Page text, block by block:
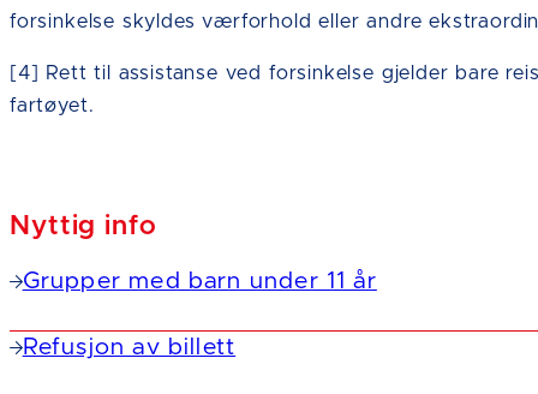
forsinkelse skyldes værforhold eller andre
[4] Rett til assistanse ved forsinkelse gjelder bare
fartøyet.
Nyttig info
Grupper med barn under 11 år
Refusjon av billett